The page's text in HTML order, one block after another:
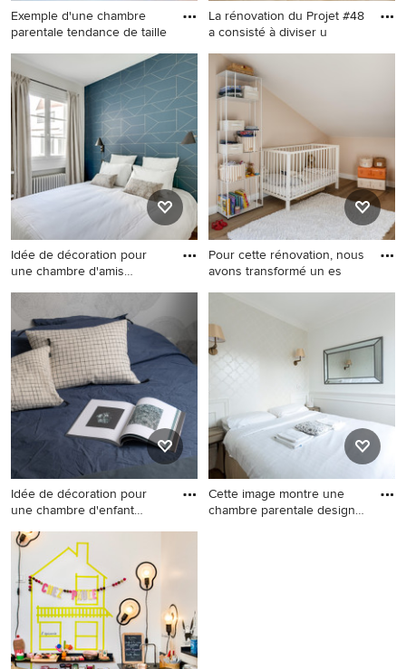
Exemple d'une chambre
parentale tendance de taille
Exemple d'une chambre
parentale tendance de taille
moyenne avec un mur
multicolore.
La rénovation du Projet #48
a consisté à diviser u
Aménagement d'une
chambre parentale blanche
et bois moderne de taille
moyenne avec un mur blanc,
parquet clair, un sol beige, du
papier peint, verrière et
aucune cheminée.
Idée de décoration pour
une chambre d'amis
Idée de décoration pour une
chambre d'amis nordique
avec un mur bleu, parquet
clair et un sol beige.
Pour cette rénovation, nous
avons transformé un es
Cette image montre une
design de taille moyenne
avec un mur beige, parquet
clair et un sol beige.
Idée de décoration pour
une chambre d'enfant
Idée de décoration pour une
chambre d'enfant minimaliste
de taille moyenne avec
parquet clair, un sol beige, du
papier peint et un mur bleu.
Cette image montre une
chambre parentale design